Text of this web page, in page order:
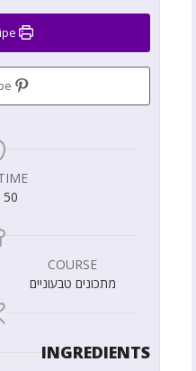
50
COURSE
מתכונים טבעוניים
INGREDIENTS